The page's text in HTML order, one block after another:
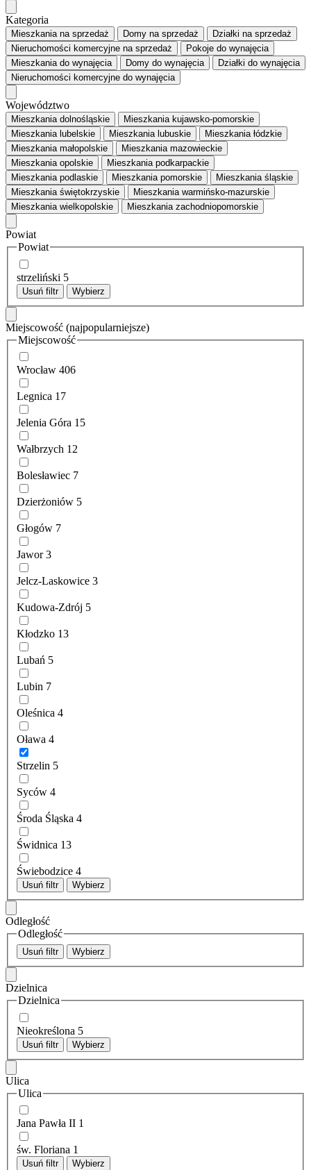
Kategoria
Mieszkaniana sprzedaż Domy na sprzedaż Działki na sprzedaż
Nieruchomości komercyjne na sprzedaż Pokoje do wynajęcia
Mieszkaniado wynajęcia Domy do wynajęcia Działki do wynajęcia
Nieruchomości komercyjne do wynajęcia
Województwo
Mieszkania dolnośląskie
Mieszkania kujawsko-pomorskie
Mieszkania lubelskie
Mieszkania lubuskie
Mieszkania łódzkie
Mieszkania małopolskie
Mieszkania mazowieckie
Mieszkania opolskie
Mieszkania podkarpackie
Mieszkania podlaskie
Mieszkania pomorskie
Mieszkania śląskie
Mieszkania świętokrzyskie
Mieszkania warmińsko-mazurskie
Mieszkania wielkopolskie
Mieszkania zachodniopomorskie
Powiat
Powiat
strzeliński 5
Usuń filtr Wybierz
Miejscowość (najpopularniejsze)
Miejscowość
Wrocław 406
Legnica 17
Jelenia Góra 15
Wałbrzych 12
Bolesławiec 7
Dzierżoniów 5
Głogów 7
Jawor 3
Jelcz-Laskowice 3
Kudowa-Zdrój 5
Kłodzko 13
Lubań 5
Lubin 7
Oleśnica 4
Oława 4
Strzelin 5
Syców 4
Środa Śląska 4
Świdnica 13
Świebodzice 4
Usuń filtr Wybierz
Odległość
Odległość
Usuń filtr Wybierz
Dzielnica
Dzielnica
Nieokreślona 5
Usuń filtr Wybierz
Ulica
Ulica
Jana Pawła II 1
św. Floriana 1
Usuń filtr Wybierz